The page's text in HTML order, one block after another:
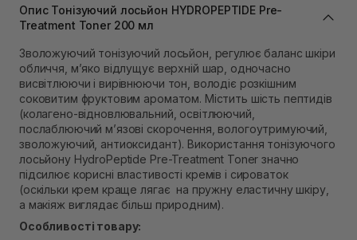
В наявності
Самовивіз м. Львів, вул. Степана Бандери 45
Самовивіз м. Рівне, вул. 16-го Липня, 15
В наявності
Самовивіз м. Рівне, вул. Кулика і Гудачека 23 (ТЦ
Екватор)
В наявності
Опис Тонізуючий лосьйон HYDROPEPTIDE Pre-
Treatment Toner 200 мл
Зволожуючий тонізуючий лосьйон, регулює баланс шкіри
обличчя, м’яко відлущує верхній шар, одночасно
висвітлюючи і вирівнюючи тон, володіє розкішним
соковитим фруктовим ароматом. Містить шість пептидів
(колагено-відновлювальний, освітлюючий,
послаблюючий м’язові скорочення, вологоутримуючий,
зволожуючий, антиоксидант). Використання тонізуючого
лосьйону HydroPeptide Pre-Treatment Toner значно
підсилює корисні властивості кремів і сироваток
(оскільки крем краще лягає на пружну еластичну шкіру,
а макіяж виглядає більш природним).
Особливості товару: